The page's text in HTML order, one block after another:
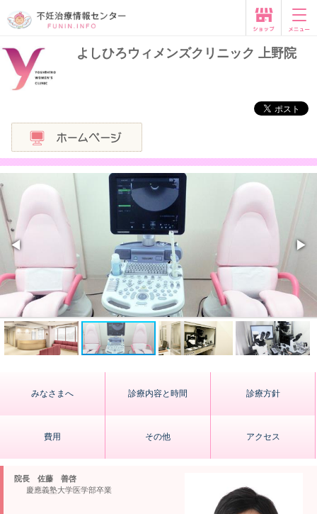
よしひろウィメンズクリニック 上野院
◀ ▶
みなさまへ 診療内容と時間 診療方針
費用 その他 アクセス
院長 佐藤 善啓
慶應義塾大学医学部卒業